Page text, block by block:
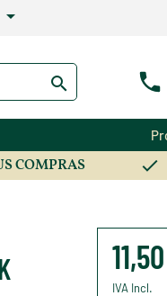
arrow_drop_down
COMPRAS
IVA Incl.